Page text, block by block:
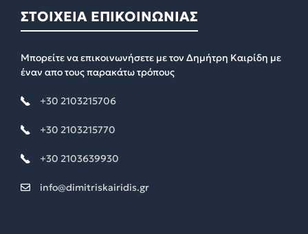
ΣΤΟΙΧΕΙΑ ΕΠΙΚΟΙΝΩΝΙΑΣ
Μπορείτε να επικοινωνήσετε με τον Δημήτρη Καιρίδη με
έναν απο τους παρακάτω τρόπους
+30 2103215706
+30 2103215770
+30 2103639930
info@dimitriskairidis.gr